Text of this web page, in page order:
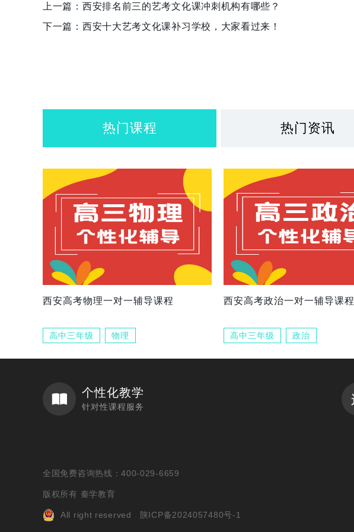
上一篇： 西安排名前三的艺考文化课冲刺机构有哪些？
下一篇： 西安十大艺考文化课补习学校，大家看过来！
热门课程 热门资讯
西安高考物理一对一辅导课程
高中三年级 物理
西安高考政治一对一辅导课程
高中三年级 政治
个性化教学
针对性课程服务
全国免费咨询热线：400-029-6659
版权所有 秦学教育
All right reserved 陕ICP备2024057480号-1